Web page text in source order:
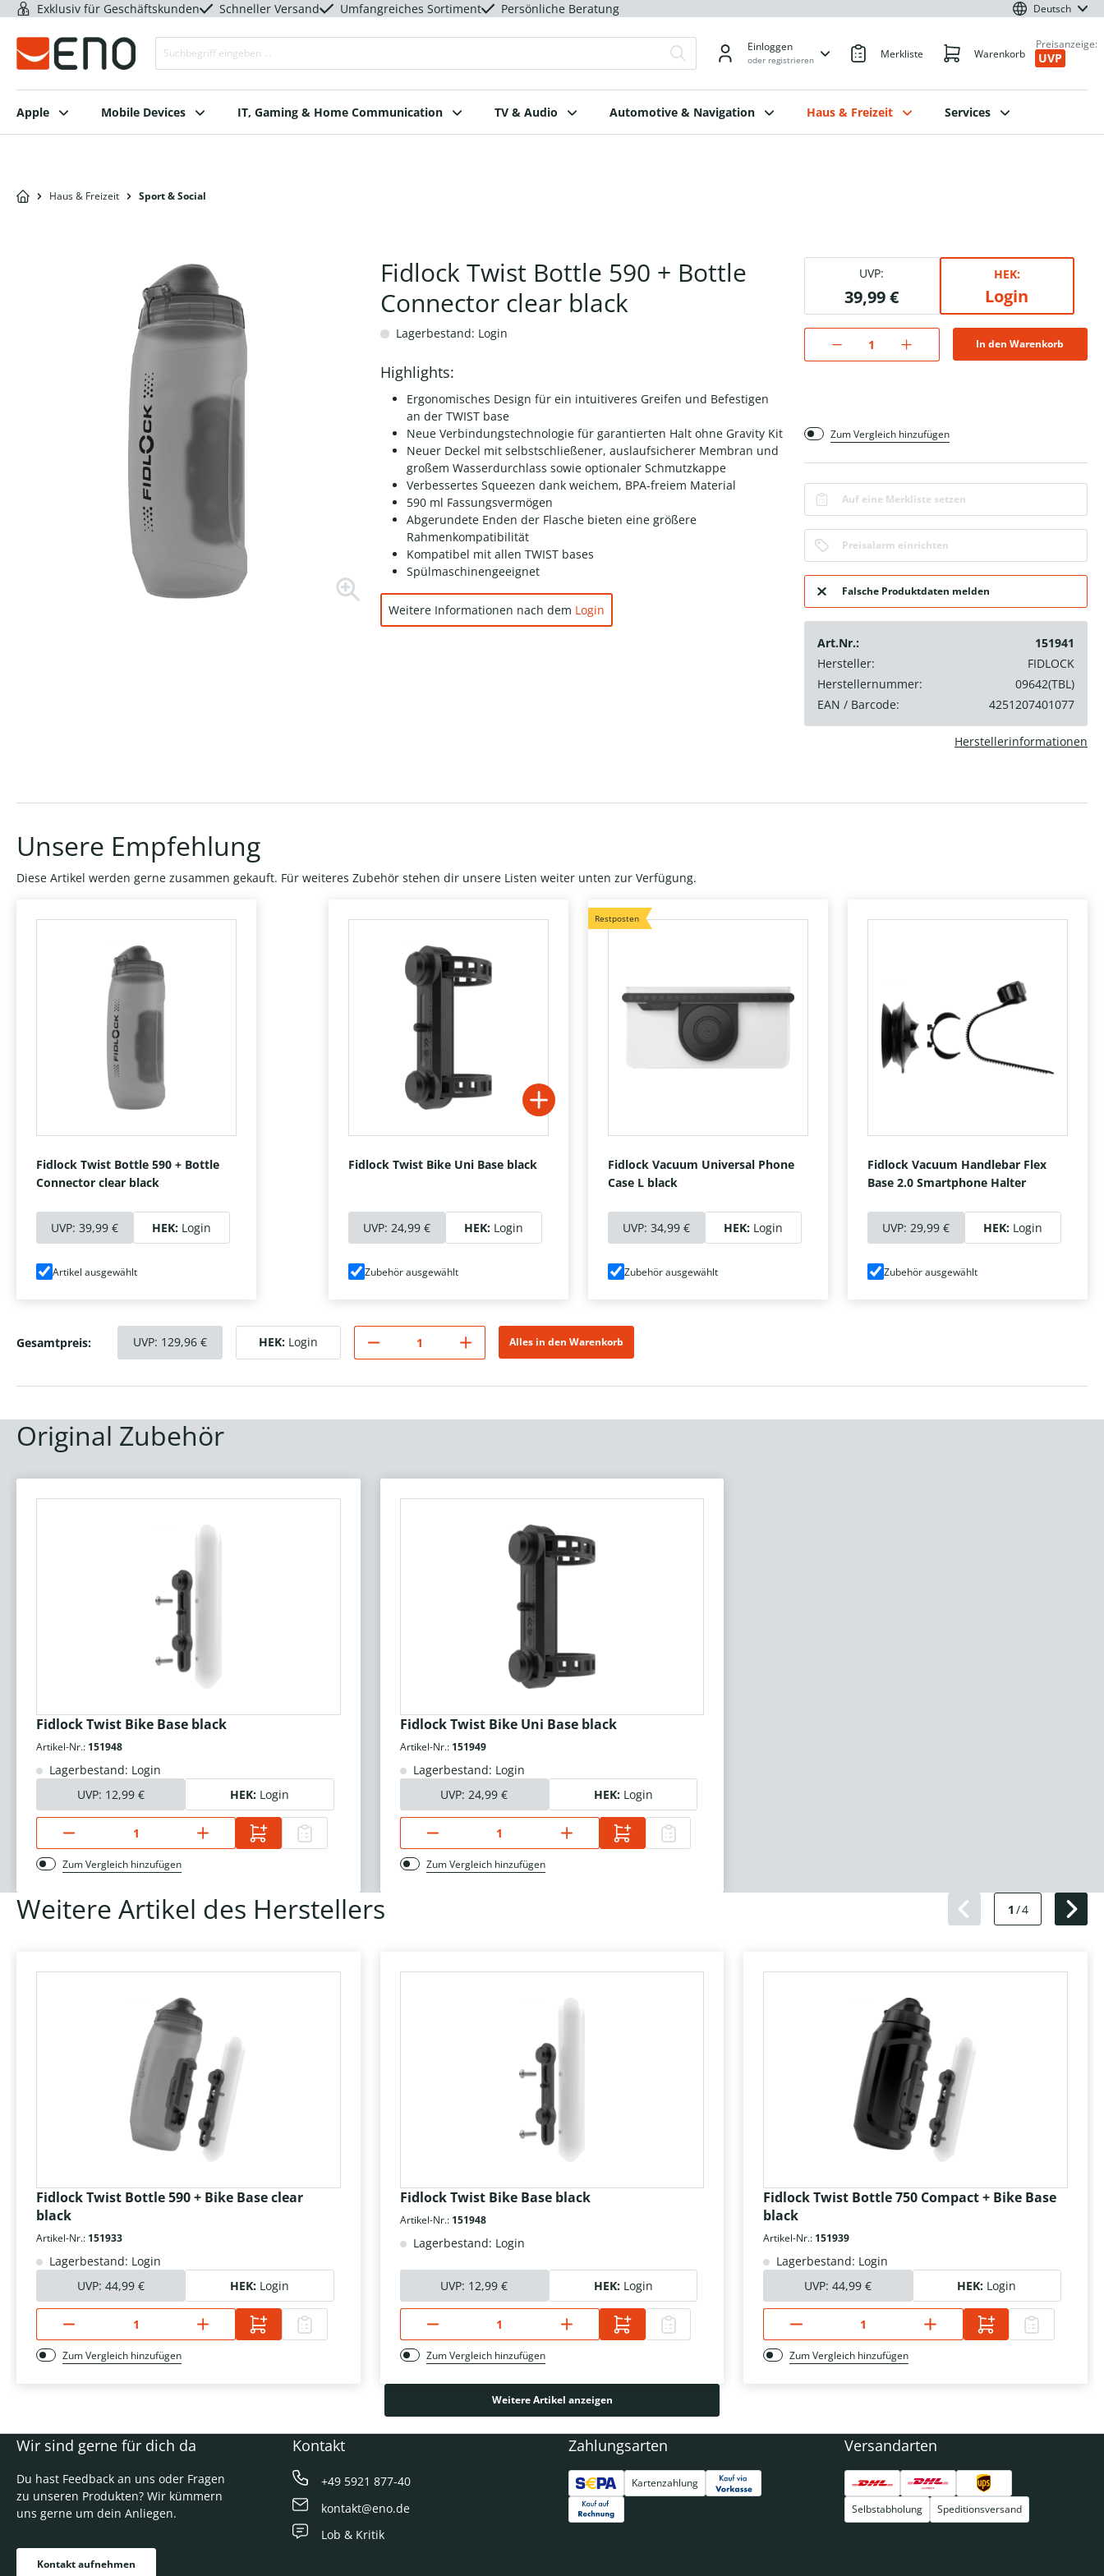
Exklusiv für Geschäftskunden Schneller Versand Umfangreiches Sortiment Persönliche Beratung Deutsch
Einloggen
oder registrieren Merkliste Warenkorb
Preisanzeige:
UVP
Apple Mobile Devices IT, Gaming & Home Communication TV & Audio Automotive & Navigation Haus & Freizeit Services
Haus & Freizeit Sport & Social
Fidlock Twist Bottle 590 + Bottle
Connector clear black
Lagerbestand: Login
Highlights:
Ergonomisches Design für ein intuitiveres Greifen und Befestigen
an der TWIST base
Neue Verbindungstechnologie für garantierten Halt ohne Gravity Kit
Neuer Deckel mit selbstschließener, auslaufsicherer Membran und
großem Wasserdurchlass sowie optionaler Schmutzkappe
Verbessertes Squeezen dank weichem, BPA-freiem Material
590 ml Fassungsvermögen
Abgerundete Enden der Flasche bieten eine größere
Rahmenkompatibilität
Kompatibel mit allen TWIST bases
Spülmaschinengeeignet
Weitere Informationen nach dem Login
UVP:
39,99 €
HEK:
Login
In den Warenkorb
Zum Vergleich hinzufügen
Auf eine Merkliste setzen
Preisalarm einrichten
Falsche Produktdaten melden
Art.Nr.:
151941
Hersteller:
FIDLOCK
Herstellernummer:
09642(TBL)
EAN / Barcode:
4251207401077
Herstellerinformationen
Unsere Empfehlung
Diese Artikel werden gerne zusammen gekauft. Für weiteres Zubehör stehen dir unsere Listen weiter unten zur Verfügung.
Fidlock Twist Bottle 590 + Bottle
Connector clear black
UVP: 39,99 € HEK: Login
Artikel ausgewählt
Fidlock Twist Bike Uni Base black
UVP: 24,99 € HEK: Login
Zubehör ausgewählt
Restposten
Fidlock Vacuum Universal Phone
Case L black
UVP: 34,99 € HEK: Login
Zubehör ausgewählt
Fidlock Vacuum Handlebar Flex
Base 2.0 Smartphone Halter
UVP: 29,99 € HEK: Login
Zubehör ausgewählt
Gesamtpreis: UVP: 129,96 € HEK: Login Alles in den Warenkorb
Original Zubehör
Fidlock Twist Bike Base black
Artikel-Nr.: 151948
Lagerbestand: Login
UVP: 12,99 € HEK: Login
Zum Vergleich hinzufügen
Fidlock Twist Bike Uni Base black
Artikel-Nr.: 151949
Lagerbestand: Login
UVP:24,99 € HEK: Login
Zum Vergleich hinzufügen
Weitere Artikel des Herstellers 1 /4
Fidlock Twist Bottle 590 + Bike Base clear
black
Artikel-Nr.: 151933
Lagerbestand: Login
UVP: 44,99 € HEK: Login
Zum Vergleich hinzufügen
Fidlock Twist Bike Base black
Artikel-Nr.: 151948
Lagerbestand: Login
UVP: 12,99 € HEK: Login
Zum Vergleich hinzufügen
Fidlock Twist Bottle 750 Compact + Bike Base
black
Artikel-Nr.: 151939
Lagerbestand: Login
UVP: 44,99 € HEK: Login
Zum Vergleich hinzufügen
Weitere Artikel anzeigen
Wir sind gerne für dich da
Du hast Feedback an uns oder Fragen
zu unseren Produkten? Wir kümmern
uns gerne um dein Anliegen.
Kontakt aufnehmen
Kontakt
+49 5921 877-40
kontakt@eno.de
Lob & Kritik
Zahlungsarten
Kartenzahlung
Versandarten
Selbstabholung Speditionsversand